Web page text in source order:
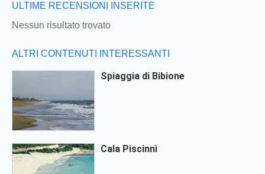
ULTIME RECENSIONI INSERITE
Nessun risultato trovato
ALTRI CONTENUTI INTERESSANTI
Spiaggia di Bibione
Cala Piscinnì